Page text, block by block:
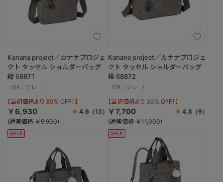
Kanana project／カナナプロジェ
クト タッセル ショルダーバッグ
縦 68871
（09：グレー）
【当初価格より 30% OFF！】
￥6,930 4.6 （13）
(通常価格 ￥9,900)
Kanana project／カナナプロジェ
クト タッセル ショルダーバッグ
横 68872
（09：グレー）
【当初価格より 30% OFF！】
￥7,700 4.8 （9）
(通常価格 ￥11,000)
SALE SALE